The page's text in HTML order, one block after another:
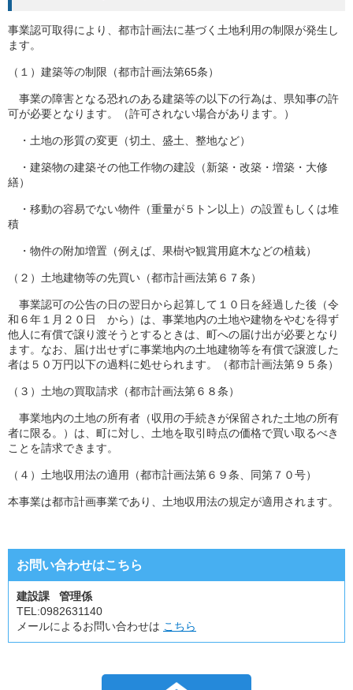
事業認可取得により、都市計画法に基づく土地利用の制限が発生し
ます。
（１）建築等の制限（都市計画法第65条）
事業の障害となる恐れのある建築等の以下の行為は、県知事の許
可が必要となります。（許可されない場合があります。）
・土地の形質の変更（切土、盛土、整地など）
・建築物の建築その他工作物の建設（新築・改築・増築・大修
繕）
・移動の容易でない物件（重量が５トン以上）の設置もしくは堆
積
・物件の附加増置（例えば、果樹や観賞用庭木などの植栽）
（２）土地建物等の先買い（都市計画法第６７条）
事業認可の公告の日の翌日から起算して１０日を経過した後（令
和６年１月２０日 から）は、事業地内の土地や建物をやむを得ず
他人に有償で譲り渡そうとするときは、町への届け出が必要となり
ます。なお、届け出せずに事業地内の土地建物等を有償で譲渡した
者は５０万円以下の過料に処せられます。（都市計画法第９５条）
（３）土地の買取請求（都市計画法第６８条）
事業地内の土地の所有者（収用の手続きが保留された土地の所有
者に限る。）は、町に対し、土地を取引時点の価格で買い取るべき
ことを請求できます。
（４）土地収用法の適用（都市計画法第６９条、同第７０号）
本事業は都市計画事業であり、土地収用法の規定が適用されます。
お問い合わせはこちら
建設課 管理係
TEL:0982631140
メールによるお問い合わせは こちら